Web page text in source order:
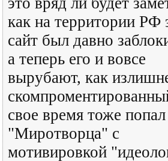
как на территории РФ
сайт был давно
а теперь его и вовсе
вырубают, как
свое время тоже
"Миротворца" с
мотивировкой